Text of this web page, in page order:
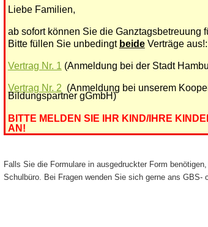
Liebe Familien,
ab sofort können Sie die Ganztagsbetreuung
Bitte füllen Sie unbedingt beideVerträge aus!:
Vertrag Nr. 1 (Anmeldung bei der Stadt
Vertrag Nr. 2 (Anmeldung bei unserem
Bildungspartner gGmbH)
BITTE MELDEN SIE IHR KIND/IHRE
AN!
Falls Sie die Formulare in ausgedruckter Form
Schulbüro. Bei Fragen wenden Sie sich gerne ans GBS-